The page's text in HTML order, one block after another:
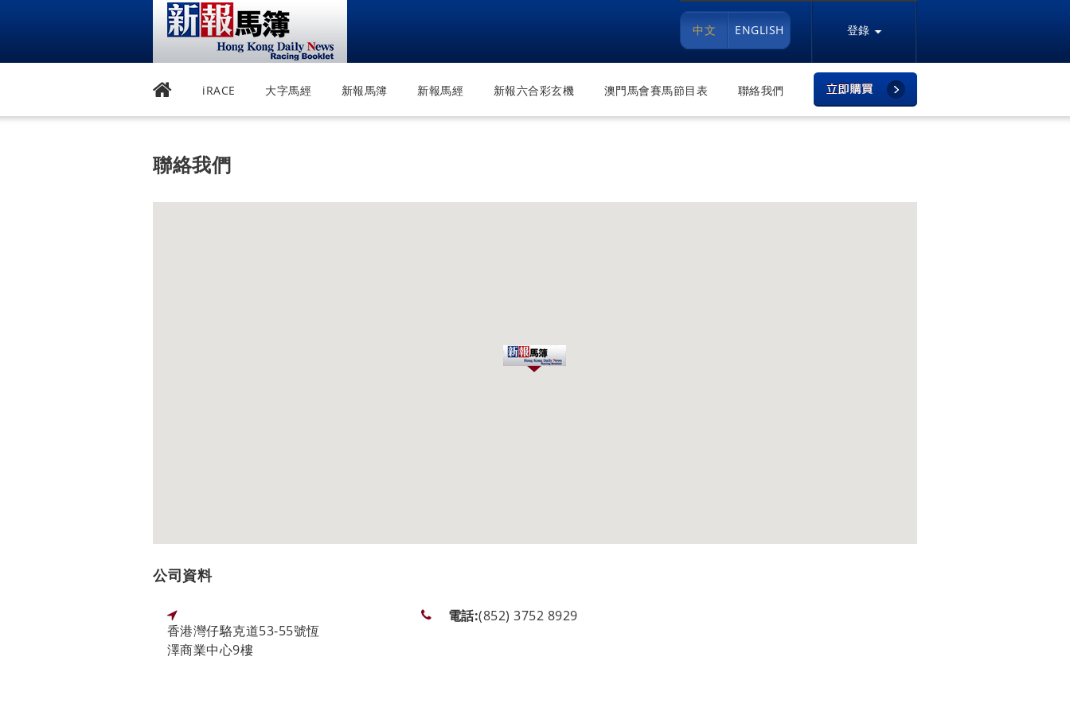
中文 ENGLISH 登錄
iRACE 大字馬經 新報馬簿 新報馬經 新報六合彩玄機 澳門馬會賽馬節目表 聯絡我們
聯絡我們
公司資料
香港灣仔駱克道53-55號恆
澤商業中心9樓
電話:(852) 3752 8929